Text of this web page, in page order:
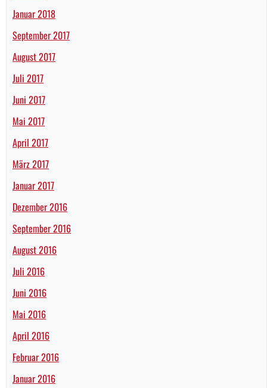
Januar 2018
September 2017
August 2017
Juli 2017
Juni 2017
Mai 2017
April 2017
März 2017
Januar 2017
Dezember 2016
September 2016
August 2016
Juli 2016
Juni 2016
Mai 2016
April 2016
Februar 2016
Januar 2016